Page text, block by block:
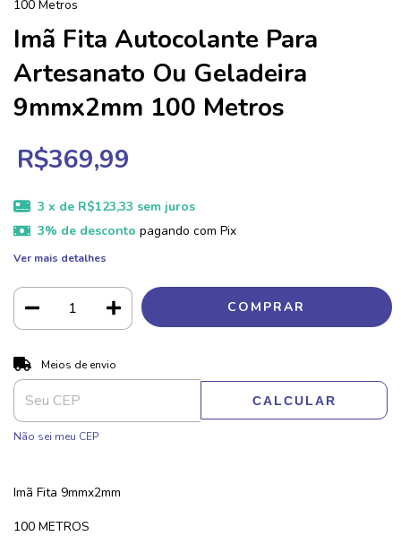
100 Metros
Imã Fita Autocolante Para
Artesanato Ou Geladeira
9mmx2mm 100 Metros
R$369,99
3 x de R$123,33 sem juros
3% de desconto pagando com Pix
Ver mais detalhes
Entregas para o CEP:
Meios de envio
CALCULAR
Não sei meu CEP
Imã Fita 9mmx2mm
100 METROS